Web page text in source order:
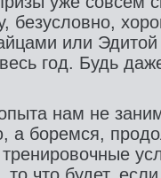
безусловно,
или
весь год. Будь
нам не
а боремся,